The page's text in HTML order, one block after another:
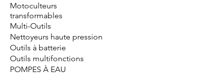
Motoculteurs
transformables
Multi-Outils
Nettoyeurs haute pression
Outils à batterie
Outils multifonctions
POMPES À EAU